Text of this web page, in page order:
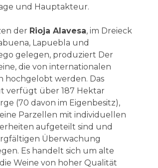
und Hauptakteur.
der Rioja Alavesa, im Dreieck
Lapuebla und
gelegen, produziert Der
die von internationalen
hochgelobt werden. Das
verfügt über 187 Hektar
(70 davon im Eigenbesitz),
Parzellen mit individuellen
aufgeteilt sind und
Überwachung
Es handelt sich um alte
Weine von hoher Qualität